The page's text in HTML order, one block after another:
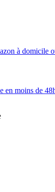
à domicile
en moins de